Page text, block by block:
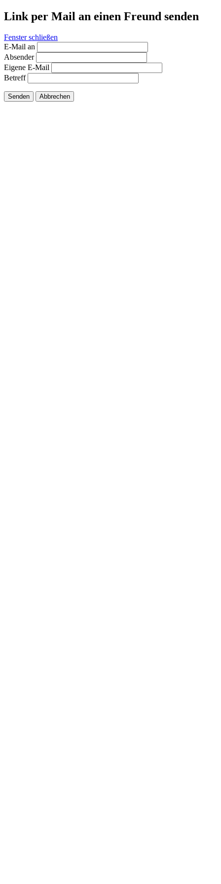
Link per Mail an einen Freund senden
Fenster schließen
E-Mail an
Absender
Eigene E-Mail
Betreff
Senden Abbrechen